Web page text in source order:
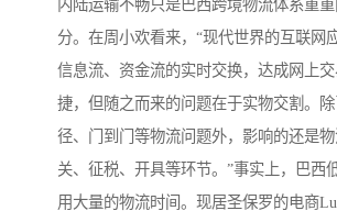
内陆运输不畅只是巴西跨境物流体系重
分。在周小欢看来，“现代世界的互联网
信息流、资金流的实时交换，达成网上
捷，但随之而来的问题在于实物交割。
径、门到门等物流问题外，影响的还是
关、征税、开具等环节。”事实上，巴西
用大量的物流时间。现居圣保罗的电商